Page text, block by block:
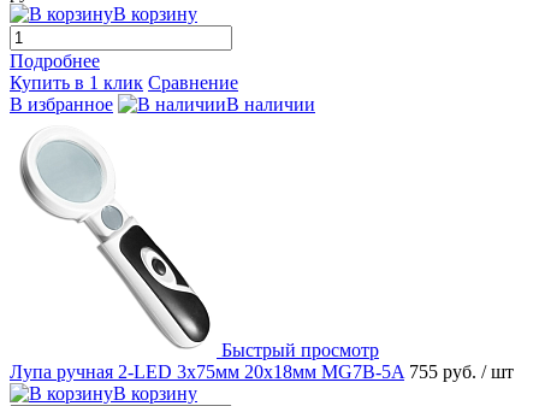
В корзину
Подробнее
Купить в 1 клик Сравнение
В избранное
В наличии
Быстрый просмотр
Лупа ручная 2-LED 3х75мм 20х18мм MG7B-5A 755 руб. / шт
В корзину